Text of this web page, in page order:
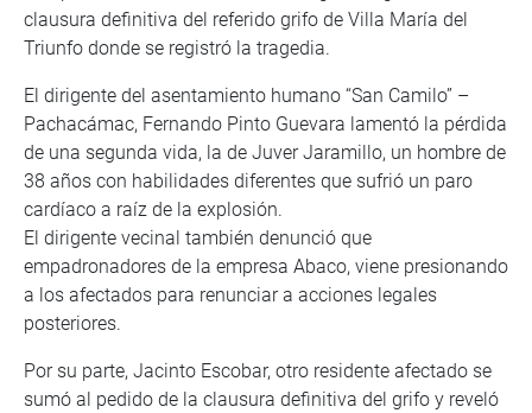
clausura definitiva del referido grifo de Villa María del
Triunfo donde se registró la tragedia.
El dirigente del asentamiento humano “San Camilo” –
Pachacámac, Fernando Pinto Guevara lamentó la pérdida
de una segunda vida, la de Juver Jaramillo, un hombre de
38 años con habilidades diferentes que sufrió un paro
cardíaco a raíz de la explosión.
El dirigente vecinal también denunció que
empadronadores de la empresa Abaco, viene presionando
a los afectados para renunciar a acciones legales
posteriores.
Por su parte, Jacinto Escobar, otro residente afectado se
sumó al pedido de la clausura definitiva del grifo y reveló